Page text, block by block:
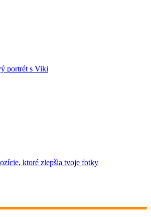
portrét s Viki
ktoré zlepšia tvoje fotky